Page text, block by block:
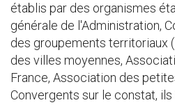
établis par des organismes
générale de l'Administration,
des groupements territoriaux
des villes moyennes,
France, Association des
Convergents sur le constat,